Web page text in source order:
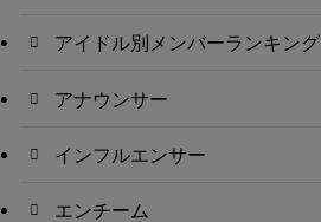
アイドル別メンバーランキング
アナウンサー
インフルエンサー
エンチーム